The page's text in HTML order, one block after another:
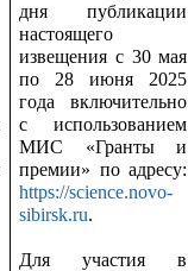
дня публикации
настоящего
извещения с 30 мая
по 28 июня 2025
года включительно
с использованием
МИС «Гранты и
премии» по адресу:
https://science.novo-
sibirsk.ru.
Для участия в